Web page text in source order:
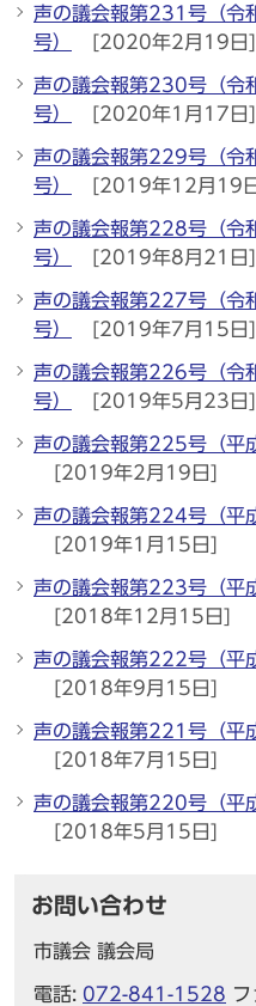
声の議会報第231号（
号）
[2020年2月19日]
声の議会報第230号（
号）
[2020年1月17日]
声の議会報第229号（
号）
[2019年12月19
声の議会報第228号（令
号）
[2019年8月21日]
声の議会報第227号（令
号）
[2019年7月15日]
声の議会報第226号（令
号）
[2019年5月23日]
声の議会報第225号（平
[2019年2月19日]
声の議会報第224号（平
[2019年1月15日]
声の議会報第223号（平
[2018年12月15日]
声の議会報第222号（平
[2018年9月15日]
声の議会報第221号（平
[2018年7月15日]
声の議会報第220号（平
[2018年5月15日]
お問い合わせ
市議会 議会局
電話: 072-841-1528